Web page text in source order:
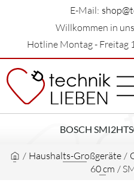
E-Mail:
Willkommen in
Hotline Montag - Freitag
BOSCH
/ Haushalts-Großgeräte /
60 cm /